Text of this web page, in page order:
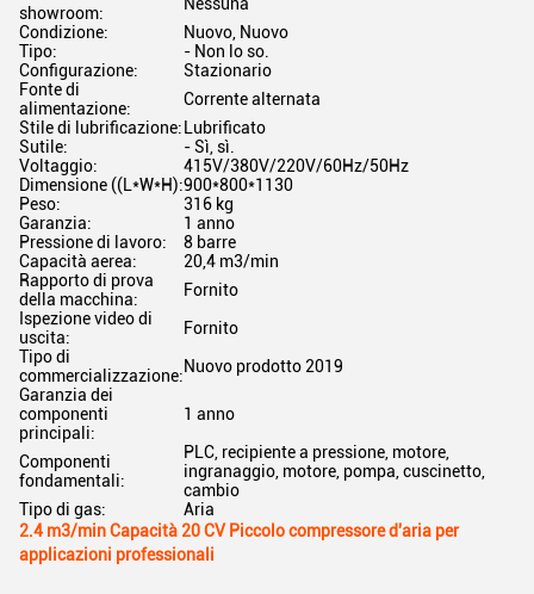
showroom:
Condizione:
Nuovo, Nuovo
Tipo:
- Non lo so.
Configurazione:
Stazionario
Fonte di
alimentazione:
Corrente alternata
Stile di lubrificazione: Lubrificato
Sutile:
- Sì, sì.
Voltaggio:
415V/380V/220V/60Hz/50Hz
Dimensione ((L*W*H):900*800*1130
Peso:
316 kg
Garanzia:
1 anno
Pressione di lavoro:
8 barre
Capacità aerea:
20,4 m3/min
Rapporto di prova
della macchina:
Fornito
Ispezione video di
uscita:
Fornito
Tipo di
commercializzazione:Nuovo prodotto 2019
Garanzia dei
componenti
principali:
1 anno
Componenti
fondamentali:
PLC, recipiente a pressione, motore,
ingranaggio, motore, pompa, cuscinetto,
cambio
Tipo di gas:
Aria
2.4 m3/min Capacità 20 CV Piccolo compressore d'aria per
applicazioni professionali